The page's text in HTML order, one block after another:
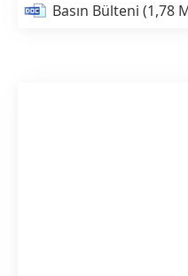
Basın Bülteni(1,78